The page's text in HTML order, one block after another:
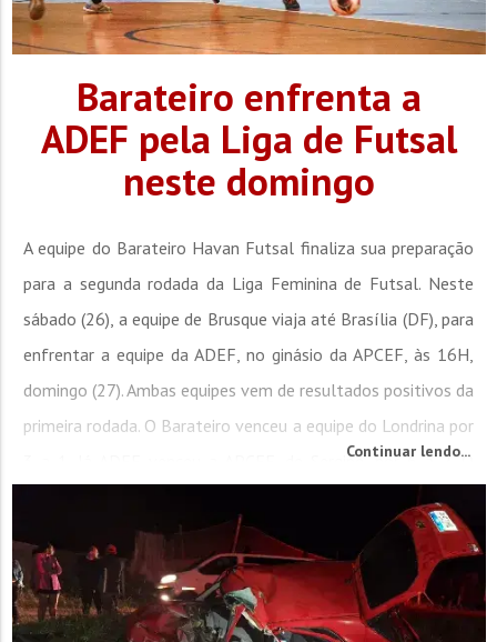
Barateiro enfrenta a
ADEF pela Liga de Futsal
neste domingo
A equipe do Barateiro Havan Futsal finaliza sua preparação
para a segunda rodada da Liga Feminina de Futsal. Neste
sábado (26), a equipe de Brusque viaja até Brasília (DF), para
enfrentar a equipe da ADEF, no ginásio da APCEF, às 16H,
domingo (27). Ambas equipes vem de resultados positivos da
primeira rodada. O Barateiro venceu a equipe do Londrina por
3 a 1. Já ADEF venceu a APCEF, de Sergipe, por 6 a 2. O
Continuar lendo...